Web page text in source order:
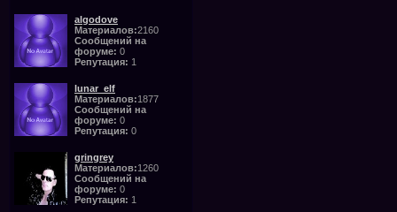
algodove
Материалов:2160
Сообщений на
форуме: 0
Репутация: 1
lunar_elf
Материалов:1877
Сообщений на
форуме: 0
Репутация: 0
gringrey
Материалов:1260
Сообщений на
форуме: 0
Репутация: 1